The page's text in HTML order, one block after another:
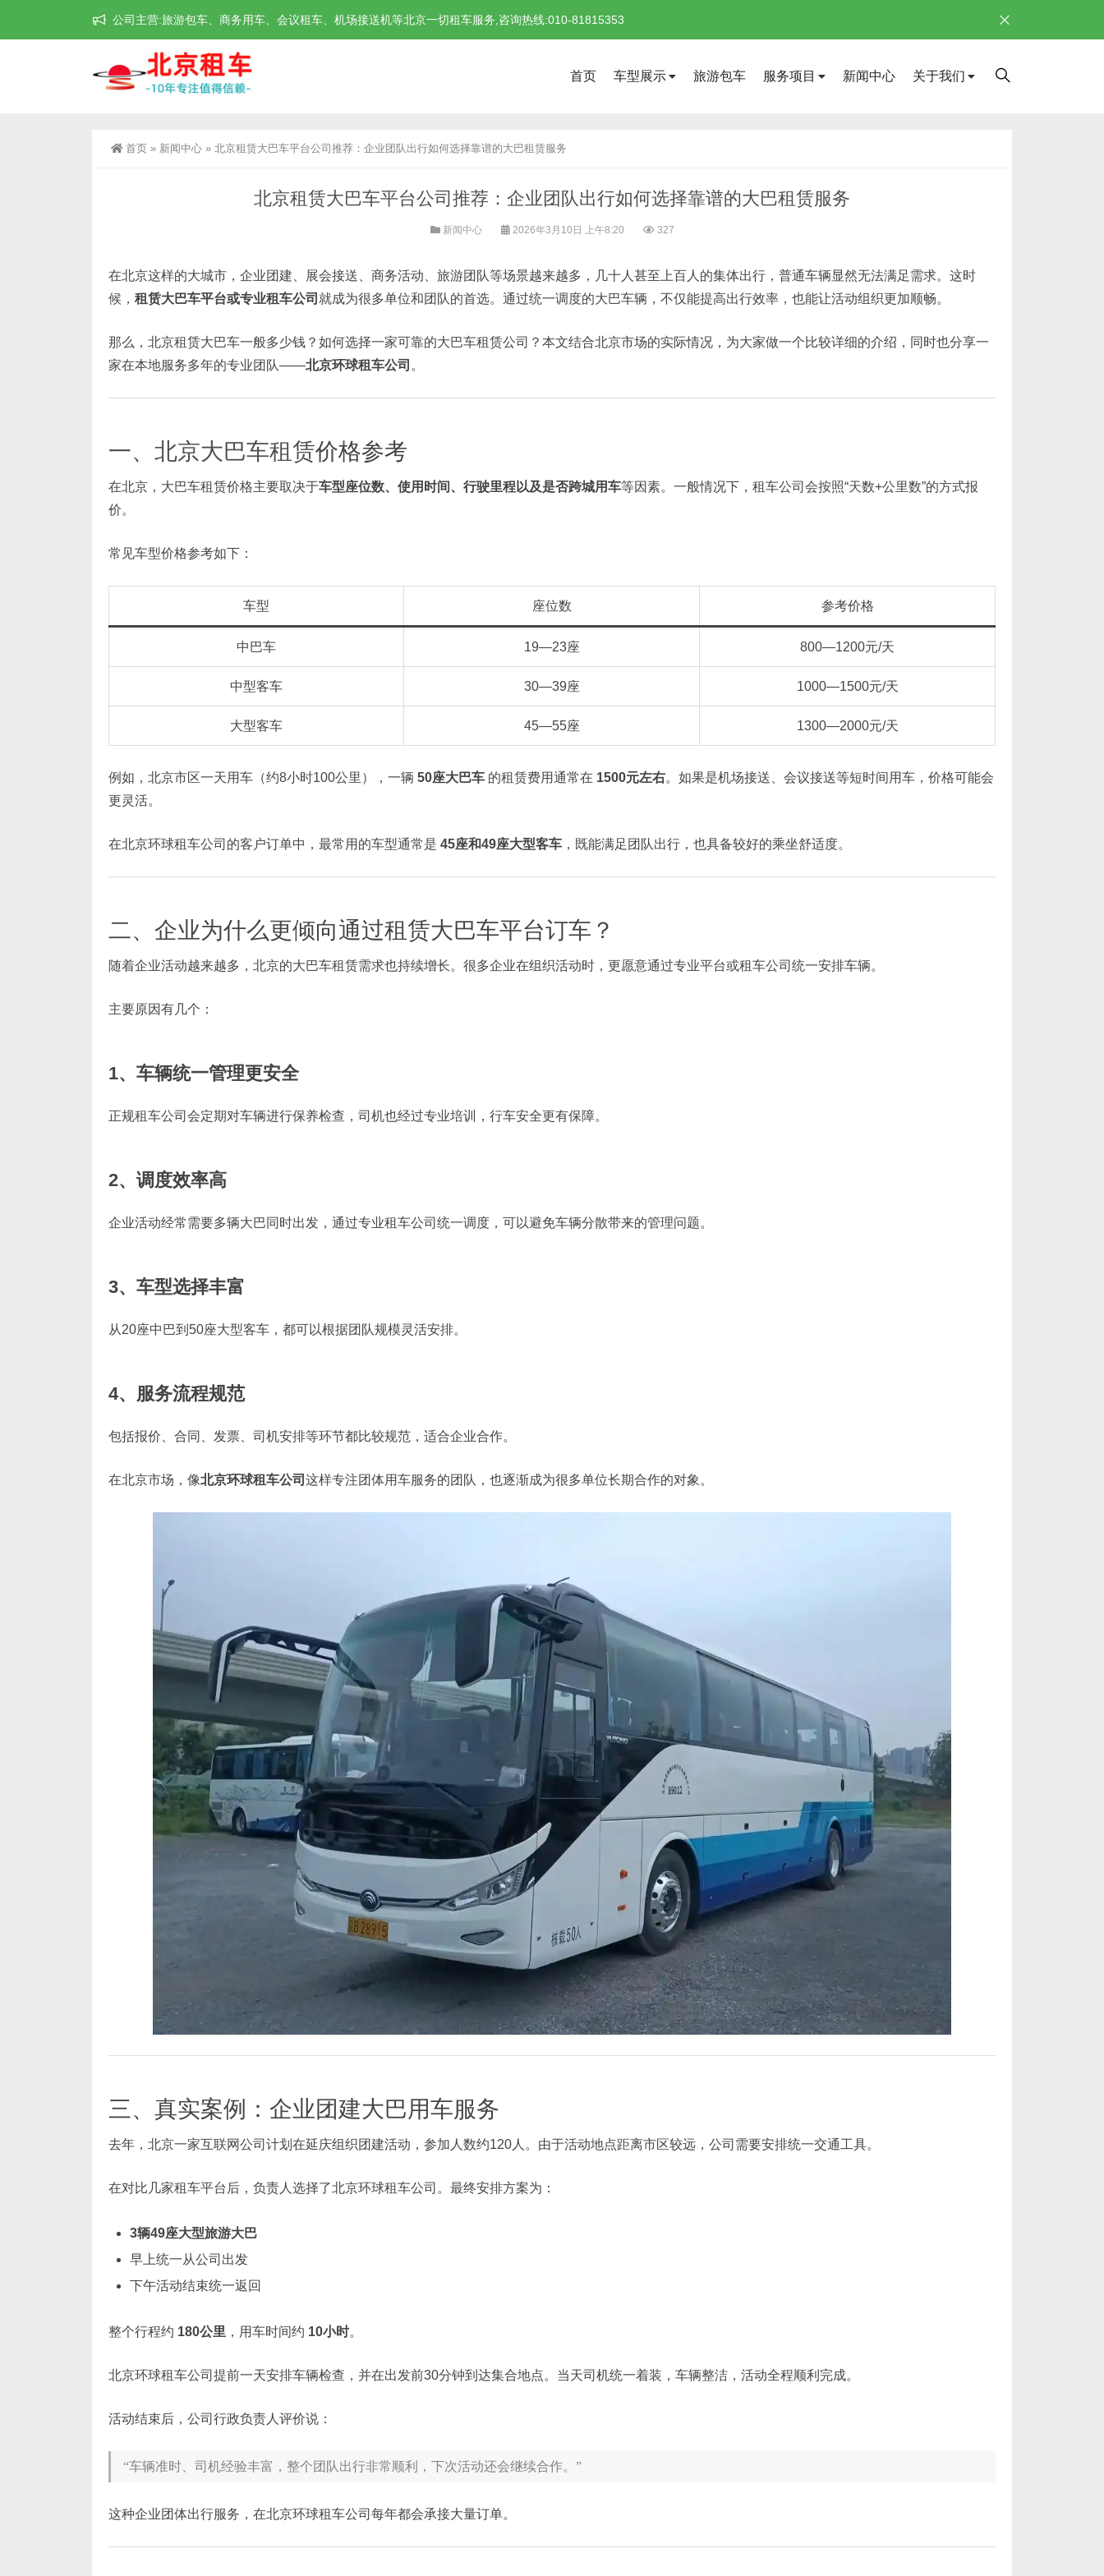
公司主营:旅游包车、商务用车、会议租车、机场接送机等北京一切租车服务,咨询热线:010-81815353
首页 车型展示 旅游包车 服务项目 新闻中心 关于我们
首页 » 新闻中心 » 北京租赁大巴车平台公司推荐：企业团队出行如何选择靠谱的大巴租赁服务
北京租赁大巴车平台公司推荐：企业团队出行如何选择靠谱的大巴租赁服务
新闻中心 2026年3月10日 上午8:20 327
在北京这样的大城市，企业团建、展会接送、商务活动、旅游团队等场景越来越多，几十人甚至上百人的集体出行，普通车辆显然无法满足需求。这时
候， 租赁大巴车平台或专业租车公司 就成为很多单位和团队的首选。通过统一调度的大巴车辆，不仅能提高出行效率，也能让活动组织更加顺畅。
那么，北京租赁大巴车一般多少钱？如何选择一家可靠的大巴车租赁公司？本文结合北京市场的实际情况，为大家做一个比较详细的介绍，同时也分享一
家在本地服务多年的专业团队——北京环球租车公司 。
一、 北京大巴车租赁价格参考
在北京，大巴车租赁价格主要取决于车型座位数、使用时间、行驶里程以及是否跨城用车等因素。一般情况下，租车公司会按照“天数+公里数”的方式报
价。
常见车型价格参考如下：
车型 座位数 参考价格
中巴车 19—23座 800—1200元/天
中型客车 30—39座 1000—1500元/天
大型客车 45—55座 1300—2000元/天
例如，北京市区一天用车（约8小时100公里），一辆 50座大巴车 的租赁费用通常在 1500元左右。如果是机场接送、会议接送等短时间用车，价格可能会
更灵活。
在北京环球租车公司的客户订单中，最常用的车型通常是 45座和49座大型客车 ，既能满足团队出行，也具备较好的乘坐舒适度。
二、企业为什么更倾向通过租赁大巴车平台订车？
随着企业活动越来越多，北京的大巴车租赁需求也持续增长。很多企业在组织活动时，更愿意通过专业平台或租车公司统一安排车辆。
主要原因有几个：
1、车辆统一管理更安全
正规租车公司会定期对车辆进行保养检查，司机也经过专业培训，行车安全更有保障。
2、调度效率高
企业活动经常需要多辆大巴同时出发，通过专业租车公司统一调度，可以避免车辆分散带来的管理问题。
3、车型选择丰富
从20座中巴到50座大型客车，都可以根据团队规模灵活安排。
4、服务流程规范
包括报价、合同、发票、司机安排等环节都比较规范，适合企业合作。
在北京市场，像北京环球租车公司 这样专注团体用车服务的团队，也逐渐成为很多单位长期合作的对象。
三、真实案例：企业团建大巴用车服务
去年，北京一家互联网公司计划在延庆组织团建活动，参加人数约120人。由于活动地点距离市区较远，公司需要安排统一交通工具。
在对比几家租车平台后，负责人选择了北京环球租车公司。最终安排方案为：
3辆49座大型旅游大巴
早上统一从公司出发
下午活动结束统一返回
整个行程约 180公里 ，用车时间约 10小时。
北京环球租车公司提前一天安排车辆检查，并在出发前30分钟到达集合地点。当天司机统一着装，车辆整洁，活动全程顺利完成。
活动结束后，公司行政负责人评价说：
“车辆准时、司机经验丰富，整个团队出行非常顺利，下次活动还会继续合作。”
这种企业团体出行服务，在北京环球租车公司每年都会承接大量订单。